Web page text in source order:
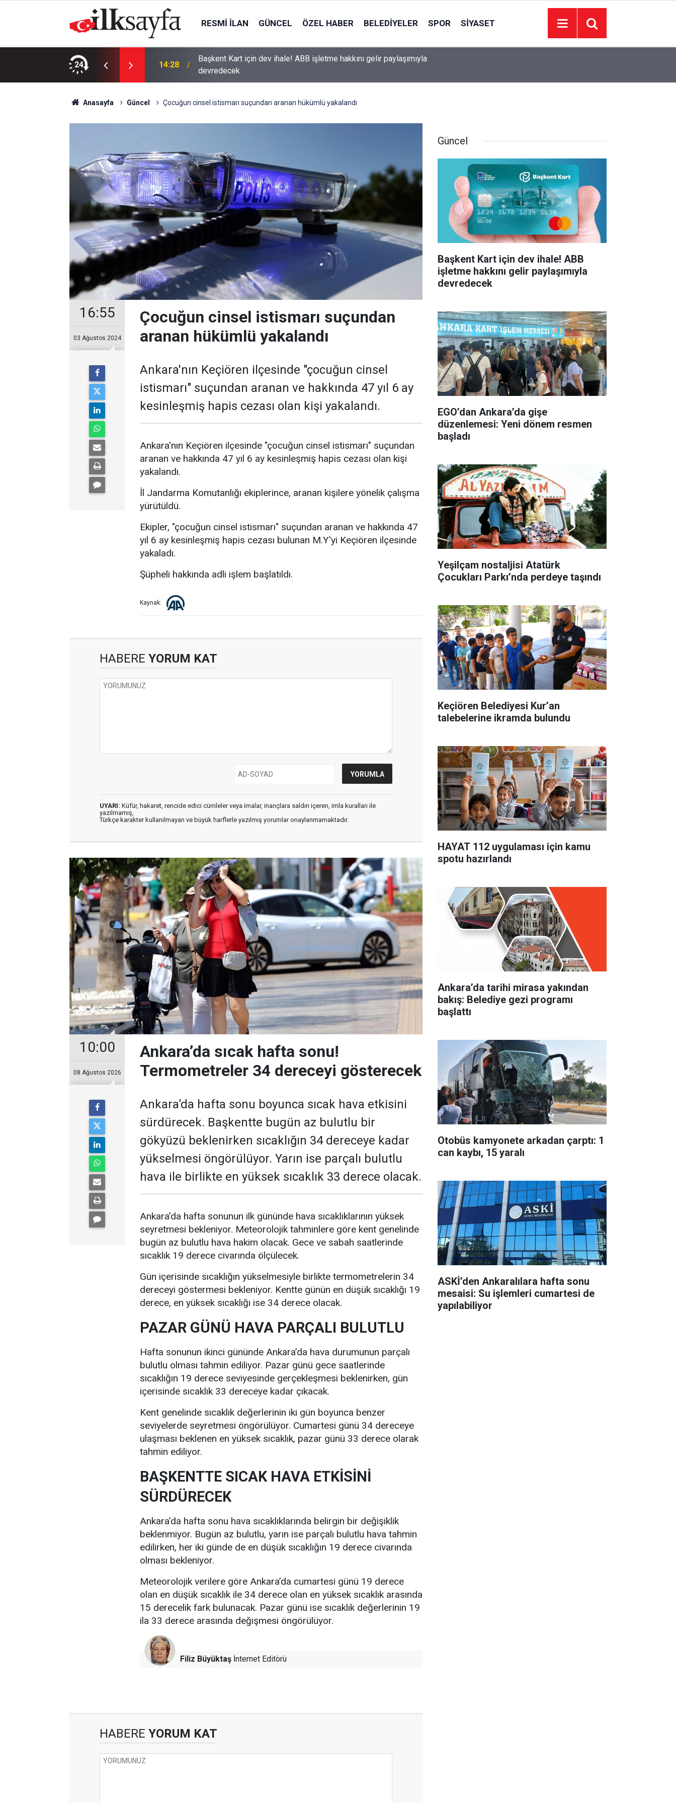
RESMI İLAN GÜNCEL ÖZEL HABER BELEDIYELER SPOR SIYASET
24
20 bin kişilik güç iddiası 14:28
Başkent Kart için dev ihale! ABB işletme hakkını gelir paylaşımıyla
devredecek
Anasayfa Güncel Çocuğun cinsel istismarı suçundan aranan hükümlü yakalandı
16:55
03 Ağustos 2024
Çocuğun cinsel istismarı suçundan
aranan hükümlü yakalandı
Ankara'nın Keçiören ilçesinde "çocuğun cinsel
istismarı" suçundan aranan ve hakkında 47 yıl 6 ay
kesinleşmiş hapis cezası olan kişi yakalandı.
Ankara'nın Keçiören ilçesinde "çocuğun cinsel istismarı" suçundan
aranan ve hakkında 47 yıl 6 ay kesinleşmiş hapis cezası olan kişi
yakalandı.
İl Jandarma Komutanlığı ekiplerince, aranan kişilere yönelik çalışma
yürütüldü.
Ekipler, "çocuğun cinsel istismarı" suçundan aranan ve hakkında 47
yıl 6 ay kesinleşmiş hapis cezası bulunan M.Y'yi Keçiören ilçesinde
yakaladı.
Şüpheli hakkında adli işlem başlatıldı.
Kaynak:
HABERE YORUM KAT
UYARI: Küfür, hakaret, rencide edici cümleler veya imalar, inançlara saldırı içeren, imla kuralları ile
yazılmamış,
Türkçe karakter kullanılmayan ve büyük harflerle yazılmış yorumlar onaylanmamaktadır.
10:00
08 Ağustos 2026
Ankara’da sıcak hafta sonu!
Termometreler 34 dereceyi gösterecek
Ankara’da hafta sonu boyunca sıcak hava etkisini
sürdürecek. Başkentte bugün az bulutlu bir
gökyüzü beklenirken sıcaklığın 34 dereceye kadar
yükselmesi öngörülüyor. Yarın ise parçalı bulutlu
hava ile birlikte en yüksek sıcaklık 33 derece olacak.
Ankara’da hafta sonunun ilk gününde hava sıcaklıklarının yüksek
seyretmesi bekleniyor. Meteorolojik tahminlere göre kent genelinde
bugün az bulutlu hava hakim olacak. Gece ve sabah saatlerinde
sıcaklık 19 derece civarında ölçülecek.
Gün içerisinde sıcaklığın yükselmesiyle birlikte termometrelerin 34
dereceyi göstermesi bekleniyor. Kentte günün en düşük sıcaklığı 19
derece, en yüksek sıcaklığı ise 34 derece olacak.
PAZAR GÜNÜ HAVA PARÇALI BULUTLU
Hafta sonunun ikinci gününde Ankara’da hava durumunun parçalı
bulutlu olması tahmin ediliyor. Pazar günü gece saatlerinde
sıcaklığın 19 derece seviyesinde gerçekleşmesi beklenirken, gün
içerisinde sıcaklık 33 dereceye kadar çıkacak.
Kent genelinde sıcaklık değerlerinin iki gün boyunca benzer
seviyelerde seyretmesi öngörülüyor. Cumartesi günü 34 dereceye
ulaşması beklenen en yüksek sıcaklık, pazar günü 33 derece olarak
tahmin ediliyor.
BAŞKENTTE SICAK HAVA ETKİSİNİ
SÜRDÜRECEK
Ankara’da hafta sonu hava sıcaklıklarında belirgin bir değişiklik
beklenmiyor. Bugün az bulutlu, yarın ise parçalı bulutlu hava tahmin
edilirken, her iki günde de en düşük sıcaklığın 19 derece civarında
olması bekleniyor.
Meteorolojik verilere göre Ankara’da cumartesi günü 19 derece
olan en düşük sıcaklık ile 34 derece olan en yüksek sıcaklık arasında
15 derecelik fark bulunacak. Pazar günü ise sıcaklık değerlerinin 19
ila 33 derece arasında değişmesi öngörülüyor.
Filiz Büyüktaş İnternet Editörü
HABERE YORUM KAT
Güncel
Başkent Kart için dev ihale! ABB
işletme hakkını gelir paylaşımıyla
devredecek
EGO’dan Ankara’da gişe
düzenlemesi: Yeni dönem resmen
başladı
Yeşilçam nostaljisi Atatürk
Çocukları Parkı’nda perdeye taşındı
Keçiören Belediyesi Kur’an
talebelerine ikramda bulundu
HAYAT 112 uygulaması için kamu
spotu hazırlandı
Ankara’da tarihi mirasa yakından
bakış: Belediye gezi programı
başlattı
Otobüs kamyonete arkadan çarptı: 1
can kaybı, 15 yaralı
ASKİ’den Ankaralılara hafta sonu
mesaisi: Su işlemleri cumartesi de
yapılabiliyor